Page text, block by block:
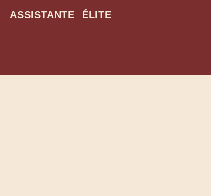
ASSISTANTE ÉLITE